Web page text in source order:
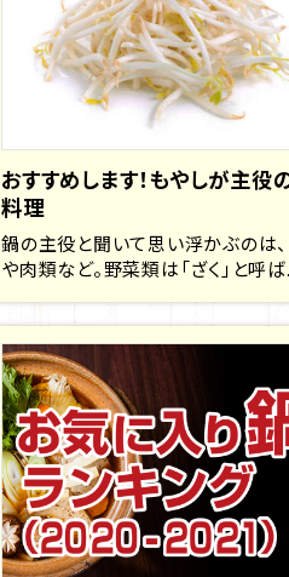
おすすめします！もやしが主役
料理
鍋の主役と聞いて思い浮かぶのは
や肉類など。野菜類は「ざく」と呼ば